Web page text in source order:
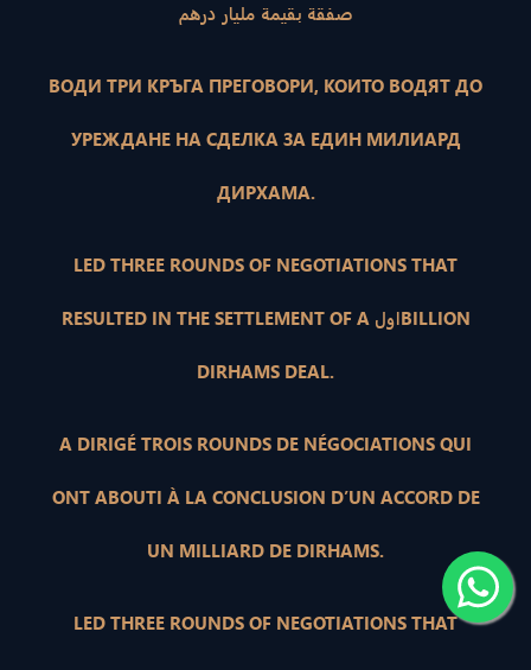
صفقة بقيمة مليار درهم
ВОДИ ТРИ КРЪГА ПРЕГОВОРИ, КОИТО ВОДЯТ ДО
УРЕЖДАНЕ НА СДЕЛКА ЗА ЕДИН МИЛИАРД
ДИРХАМА.
LED THREE ROUNDS OF NEGOTIATIONS THAT
RESULTED IN THE SETTLEMENT OF A اولBILLION
DIRHAMS DEAL.
A DIRIGÉ TROIS ROUNDS DE NÉGOCIATIONS QUI
ONT ABOUTI À LA CONCLUSION D’UN ACCORD DE
UN MILLIARD DE DIRHAMS.
LED THREE ROUNDS OF NEGOTIATIONS THAT